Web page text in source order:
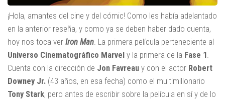
¡Hola, amantes del cine y del cómic! Como les había adelantado
en la anterior reseña, y como ya se deben haber dado cuenta,
hoy nos toca ver Iron Man. La primera película perteneciente al
Universo Cinematográfico Marvel y la primera de la Fase 1.
Cuenta con la dirección de Jon Favreau y con el actor Robert
Downey Jr. (43 años, en esa fecha) como el multimillonario
Tony Stark, pero antes de escribir sobre la película en sí y de lo